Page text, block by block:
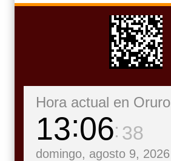
Hora actual en Oruro
13 06 40
domingo, agosto 9, 2026